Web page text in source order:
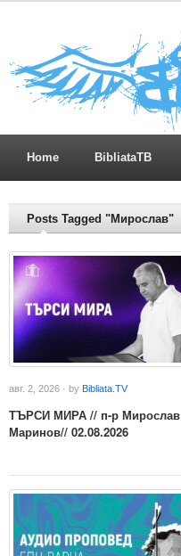
Home BibliataTB
Posts Tagged "Мирослав"
авг. 2, 2026 · by Bibliata.TV
ТЪРСИ МИРА // п-р Мирослав
Маринов// 02.08.2026